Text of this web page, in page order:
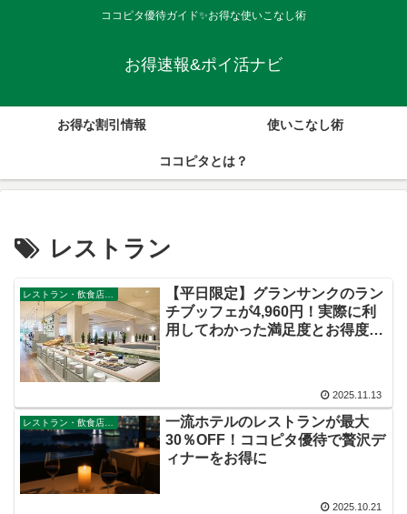
ココピタ優待ガイド✨お得な使いこなし術
お得速報&ポイ活ナビ
お得な割引情報 使いこなし術
ココピタとは？
レストラン
【平日限定】グランサンクのラン
チブッフェが4,960円！実際に利
用してわかった満足度とお得度を
2025.11.13
レストラン・飲食店・その他サービス
一流ホテルのレストランが最大
30％OFF！ココピタ優待で贅沢デ
ィナーをお得に
2025.10.21